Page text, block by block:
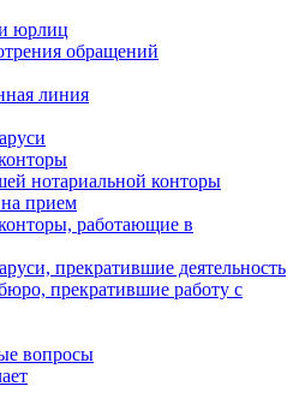
юрлиц
обращений
линия
нотариальной конторы
прием
работающие в
прекратившие деятельность
прекратившие работу с
вопросы